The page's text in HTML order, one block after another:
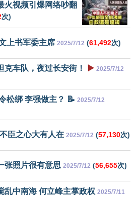
火视频引爆网络吵翻
次)
上书军委主席 2025/7/12 (61,492次)
车队，夜过长安街！ ▶️ 2025/7/12
松绑 李强做主？ 📝 2025/7/12
臣之心大有人在 2025/7/12 (57,130次)
张照片很有意思 2025/7/12 (56,655次)
乱中南海 何立峰主掌政权 2025/7/11